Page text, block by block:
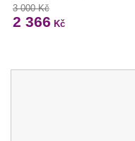
3 000 Kč
2 366 Kč